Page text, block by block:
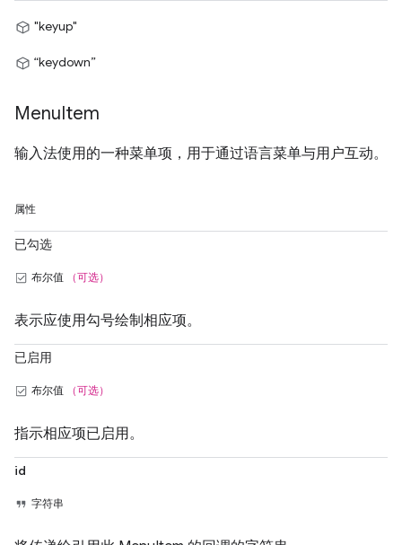
"keyup"
“keydown”
MenuItem
输入法使用的一种菜单项，用于通过语言菜单与用户互动。
属性
已勾选
布尔值 （可选）
表示应使用勾号绘制相应项。
已启用
布尔值 （可选）
指示相应项已启用。
id
字符串